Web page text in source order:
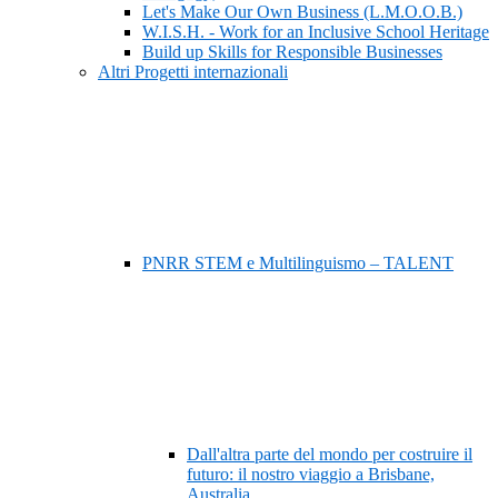
Let's Make Our Own Business (L.M.O.O.B.)
W.I.S.H. - Work for an Inclusive School Heritage
Build up Skills for Responsible Businesses
Altri Progetti internazionali
PNRR STEM e Multilinguismo – TALENT
Dall'altra parte del mondo per costruire il
futuro: il nostro viaggio a Brisbane,